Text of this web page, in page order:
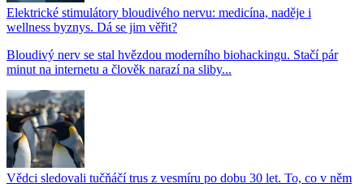
Elektrické stimulátory bloudivého nervu: medicína, naděje i
wellness byznys. Dá se jim věřit?
Bloudivý nerv se stal hvězdou moderního biohackingu. Stačí pár
minut na internetu a člověk narazí na sliby...
Vědci sledovali tučňáčí trus z vesmíru po dobu 30 let. To, co v něm